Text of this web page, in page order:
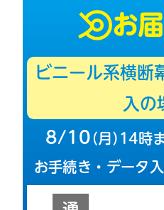
お
ビニール系横断
入の
8/10（月 ）14時
お手続き・データ